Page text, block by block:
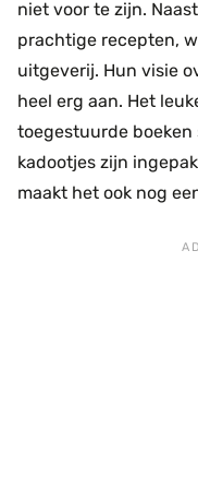
niet voor te zijn.
prachtige recepten,
uitgeverij. Hun visie
heel erg aan. Het
toegestuurde
kadootjes zijn
maakt het ook nog